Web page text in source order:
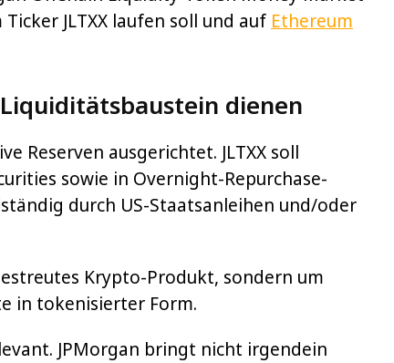
JLTXX laufen soll und auf Ethereum
Liquiditätsbaustein dienen
Reserven ausgerichtet. JLTXX soll
sowie in Overnight-Repurchase-
durch US-Staatsanleihen und/oder
Krypto-Produkt, sondern um
in tokenisierter Form.
JPMorgan bringt nicht irgendein